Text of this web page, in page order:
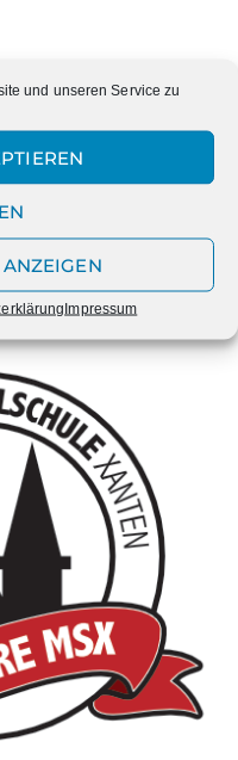
und unseren Service zu
Impressum